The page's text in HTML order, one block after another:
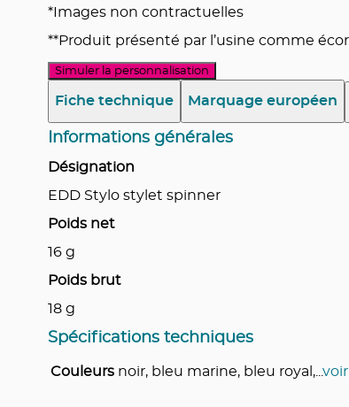
*Images non contractuelles
**Produit présenté par l’usine comme
Simuler la personnalisation
Fiche technique Marquage européen
Informations générales
Désignation
EDD Stylo stylet spinner
Poids net
16g
Poids brut
18g
Spécifications techniques
Couleurs noir, bleu marine, bleu royal,...